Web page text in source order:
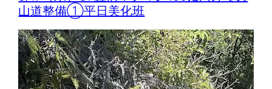
山道整備①平日美化班